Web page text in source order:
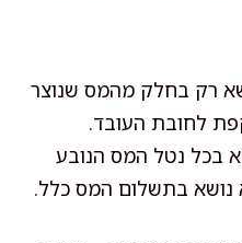
רק בחלק מהמס שנוצר
לחובת העובד.
בכל נטל המס הנובע
בתשלום המס כלל.